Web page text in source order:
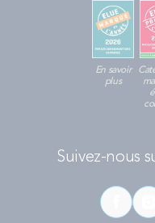
En savoir
plus
Suivez-nous